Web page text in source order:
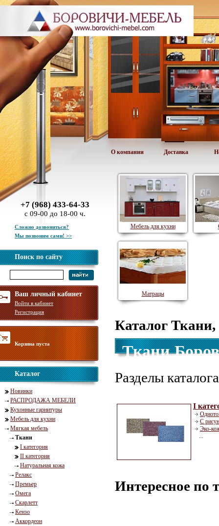
О компании Доставка
+7 (968) 433-64-33
с 09-00 до 18-00 ч.
Сложно дозвониться?
Мы позвоним сами! >>
Поиск по сайту
Ваш личный кабинет
Войти в кабинет
Регистрация
Корзина пуста
Каталог
Новинки
РАСПРОДАЖА МЕБЕЛИ
Кухонные гарнитуры
Мебель для кухни
Мягкая мебель
Ткани
I категория
II категория
Натуральная кожа
Релакс
Премьер
Омега
Скарлетт
Кензо
Аккордеон
Мебель для кухни
Матрацы
Каталог
Ткани
Разделы
I
С
Эко-
...
Интересное по